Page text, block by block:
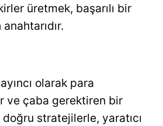
üretmek, başarılı bir
anahtarıdır.
olarak para
ve çaba gerektiren bir
stratejilerle, yaratıcı